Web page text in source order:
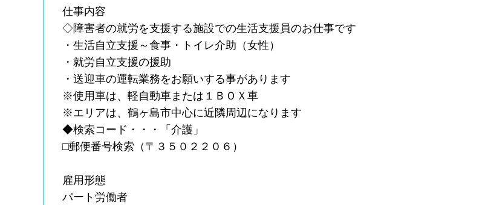
仕事内容
◇障害者の就労を支援する施設での生活支援員のお仕事です
・生活自立支援～食事・トイレ介助（女性）
・就労自立支援の援助
・送迎車の運転業務をお願いする事があります
※使用車は、軽自動車または１ＢＯＸ車
※エリアは、鶴ヶ島市中心に近隣周辺になります
◆検索コード・・・「介護」
□郵便番号検索（〒３５０２２０６）
雇用形態
パート労働者